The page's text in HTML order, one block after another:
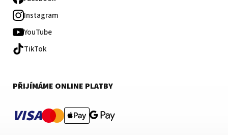
Instagram
YouTube
TikTok
PŘIJÍMÁME ONLINE PLATBY
VISA